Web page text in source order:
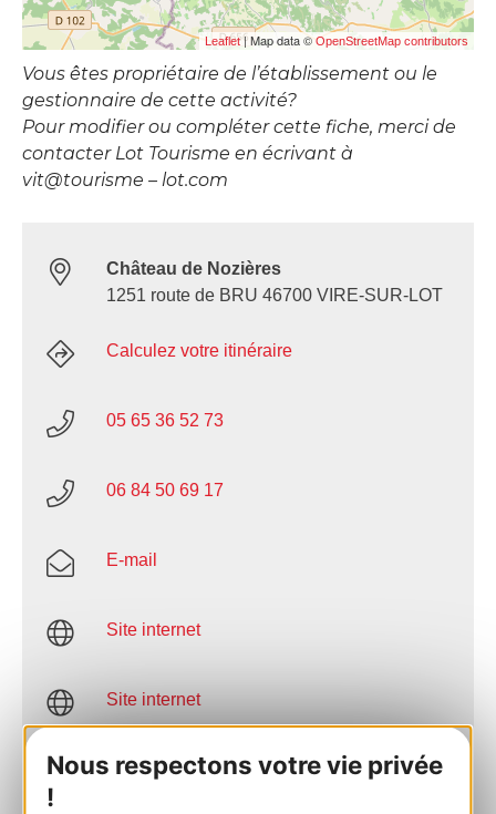
Nous respectons votre vie privée
!
Leaflet| Map data © OpenStreetMap contributors
Vous êtes propriétaire de l’établissement ou le
gestionnaire de cette activité?
Pour modifier ou compléter cette fiche, merci de
contacter Lot Tourisme en écrivant à
vit@tourisme – lot.com
Château de Nozières
1251 route de BRU 46700 VIRE-SUR-LOT
Calculez votre itinéraire
05 65 36 52 73
06 84 50 69 17
E-mail
Site internet
Site internet
Facebook